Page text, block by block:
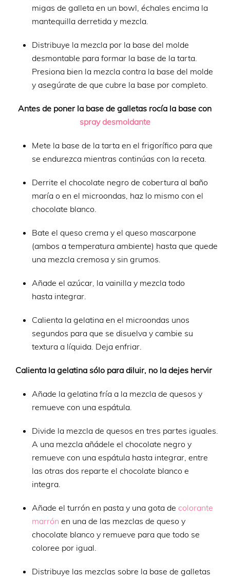
migas de galleta en un bowl, échales encima la
mantequilla derretida y mezcla.
Distribuye la mezcla por la base del molde
desmontable para formar la base de la tarta.
Presiona bien la mezcla contra la base del molde
y asegúrate de que cubre la base por completo.
Antes de poner la base de galletas rocía la base con
spray desmoldante
Mete la base de la tarta en el frigorífico para que
se endurezca mientras continúas con la receta.
Derrite el chocolate negro de cobertura al baño
maría o en el microondas, haz lo mismo con el
chocolate blanco.
Bate el queso crema y el queso mascarpone
(ambos a temperatura ambiente) hasta que quede
una mezcla cremosa y sin grumos.
Añade el azúcar, la vainilla y mezcla todo
hasta integrar.
Calienta la gelatina en el microondas unos
segundos para que se disuelva y cambie su
textura a líquida. Deja enfriar.
Calienta la gelatina sólo para diluir, no la dejes hervir
Añade la gelatina fría a la mezcla de quesos y
remueve con una espátula.
Divide la mezcla de quesos en tres partes iguales.
A una mezcla añádele el chocolate negro y
remueve con una espátula hasta integrar, entre
las otras dos reparte el chocolate blanco e
integra.
Añade el turrón en pasta y una gota de colorante
marrón en una de las mezclas de queso y
chocolate blanco y remueve para que todo se
coloree por igual.
Distribuye las mezclas sobre la base de galletas